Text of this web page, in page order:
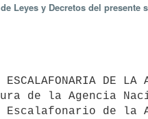
Leyes y Decretos del presente
Escalafonario de la